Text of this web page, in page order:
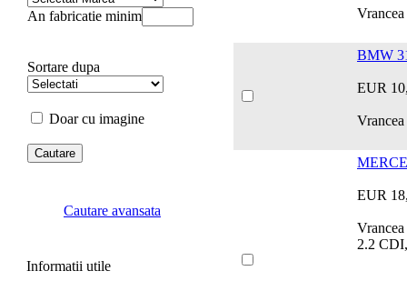
An fabricatie minim
Sortare dupa
Doar cu imagine
Cautare avansata
Informatii utile
BMW
EUR
EUR
2.2 CDI,